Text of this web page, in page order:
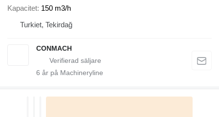
Kapacitet 150 m3/h
Turkiet, Tekirdağ
CONMACH
6 år på Machineryline